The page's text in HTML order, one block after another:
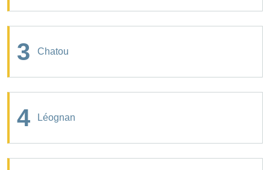
3 Chatou
4 Léognan